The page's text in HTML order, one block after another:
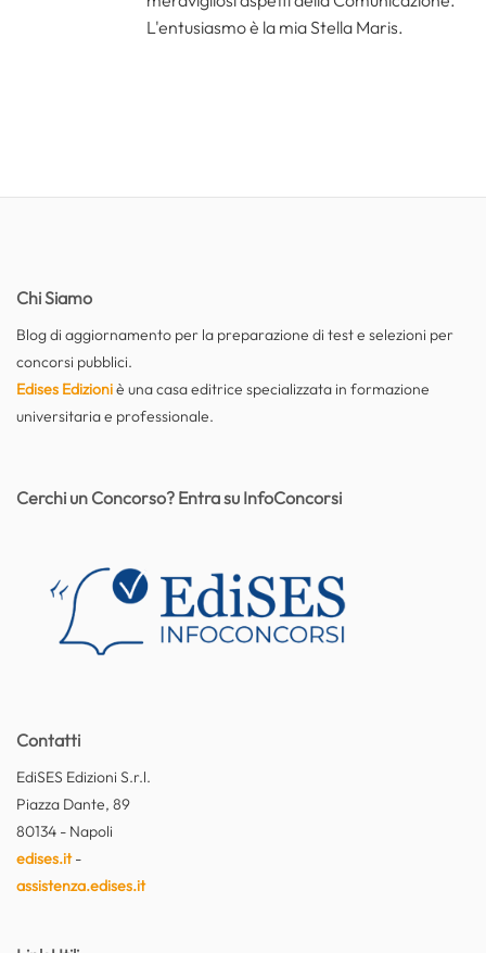
L'entusiasmo è la mia Stella Maris.
Chi Siamo
Blog di aggiornamento per la preparazione di test e selezioni per
concorsi pubblici.
Edises Edizioniè una casa editrice specializzata in formazione
universitaria e professionale.
Contatti
EdiSES Edizioni S.r.l.
Piazza Dante, 89
80134 - Napoli
edises.it-
assistenza.edises.it
Cerchi un Concorso? Entra su InfoConcorsi